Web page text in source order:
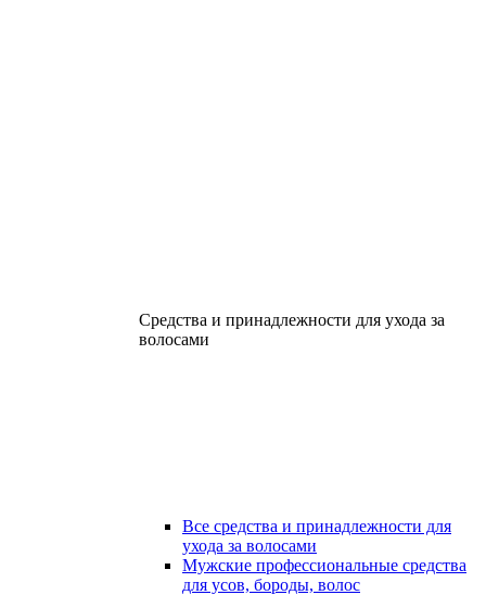
Средства и принадлежности для ухода за
волосами
Все средства и принадлежности для
ухода за волосами
Мужские профессиональные средства
для усов, бороды, волос